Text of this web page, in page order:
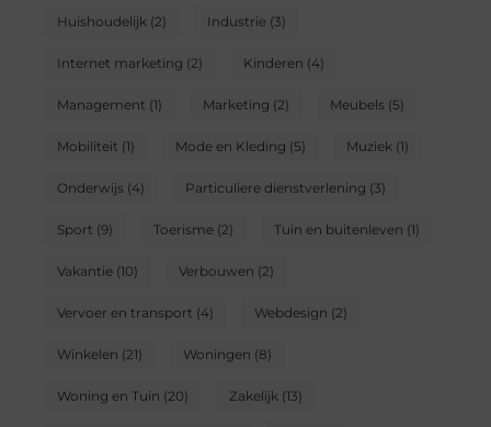
Huishoudelijk (2) Industrie(3)
Internet marketing (2) Kinderen (4)
Management (1) Marketing (2) Meubels(5)
Mobiliteit (1) Mode en Kleding (5) Muziek (1)
Onderwijs(4) Particuliere dienstverlening (3)
Sport (9) Toerisme(2) Tuin en buitenleven (1)
Vakantie(10) Verbouwen (2)
Vervoer en transport (4) Webdesign (2)
Winkelen (21) Woningen (8)
Woning en Tuin (20) Zakelijk (13)